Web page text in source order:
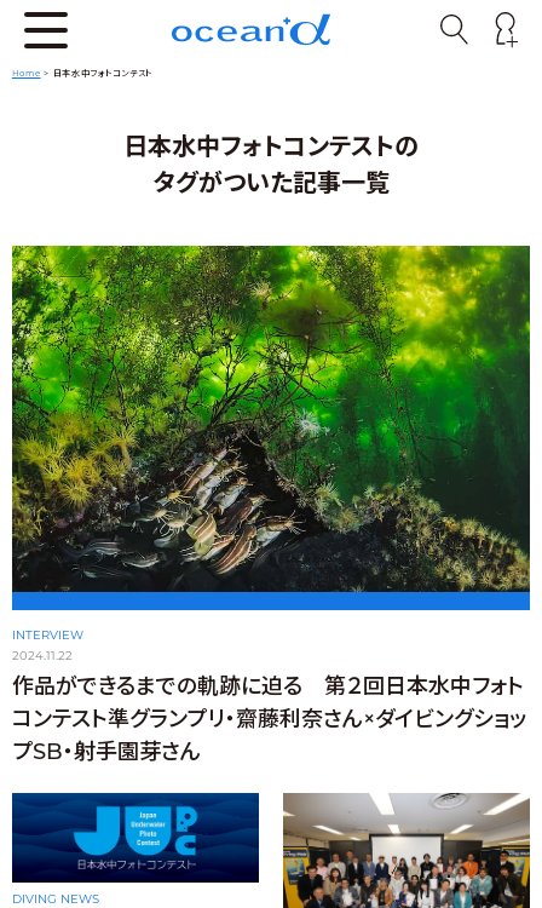
Home > 日本水中フォトコンテスト
日本水中フォトコンテストの
タグがついた記事一覧
INTERVIEW
2024.11.22
作品ができるまでの軌跡に迫る 第２回日本水中フォト
コンテスト準グランプリ・齋藤利奈さん×ダイビングショッ
プSB・射手園芽さん
DIVING NEWS